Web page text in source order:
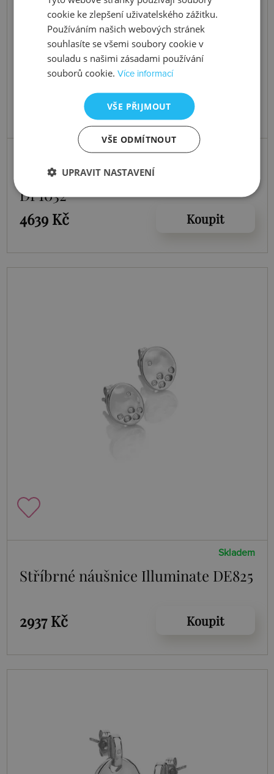
Stříbrný náhrdelník Illuminate
DP1032
4639 Kč
Koupit
Skladem
Stříbrné náušnice Illuminate DE825
2937 Kč Koupit
cookie ke zlepšení uživatelského zážitku.
Používáním našich webových stránek
souhlasíte se všemi soubory cookie v
souladu s našimi zásadami používání
souborů cookie.Více informací
VŠE PŘIJMOUT
VŠE ODMÍTNOUT
UPRAVIT NASTAVENÍ